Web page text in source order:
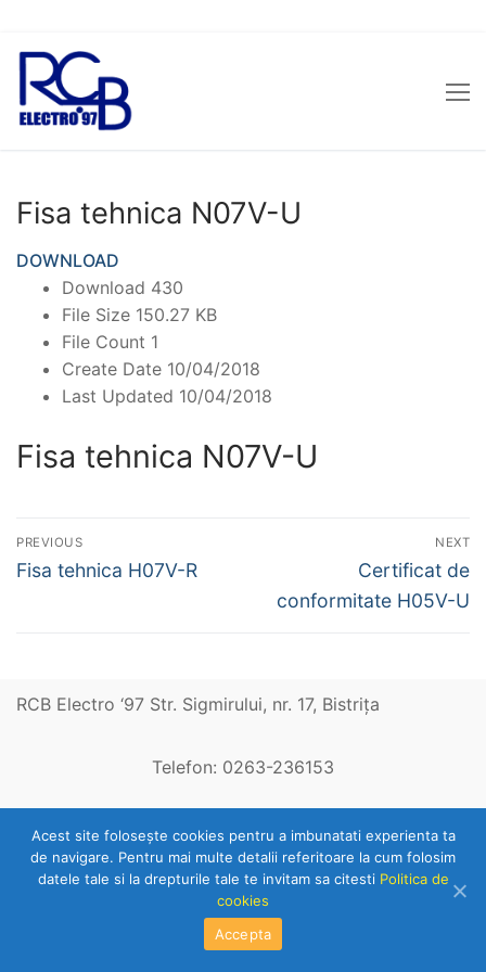
Sari
conținut
Fisa tehnica N07V-U
DOWNLOAD
Download 430
File Size 150.27 KB
File Count 1
Create Date 10/04/2018
Last Updated 10/04/2018
Fisa tehnica N07V-U
Navigare
în
PREVIOUS
Previous
Fisa tehnica H07V-R
NEXT
Next
post:
Certificat de
conformitate H05V-U
RCB Electro ‘97 Str. Sigmirului, nr. 17, Bistriţa
Telefon: 0263-236153
Copyright © 2026 RCB Electro 97
Acest site foloseşte cookies pentru a imbunatati experienta ta
de navigare. Pentru mai multe detalii referitoare la cum folosim
datele tale si la drepturile tale te invitam sa citesti Politica de
cookies
Accepta